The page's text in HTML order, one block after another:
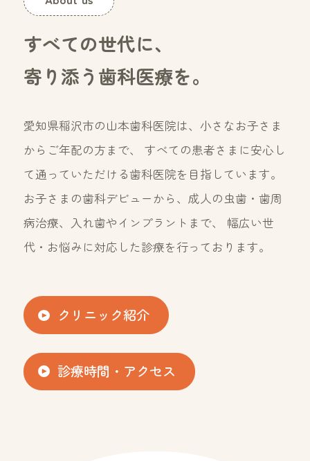
すべての世代に、
寄り添う歯科医療を。
愛知県稲沢市の山本歯科医院は、小さなお子さま
からご年配の方まで、
すべての患者さまに安心し
て通っていただける歯科医院を目指しています。
お子さまの歯科デビューから、成人の虫歯・歯周
病治療、入れ歯やインプラントまで、
幅広い世
代・お悩みに対応した診療を行っております。
クリニック紹介
診療時間・アクセス